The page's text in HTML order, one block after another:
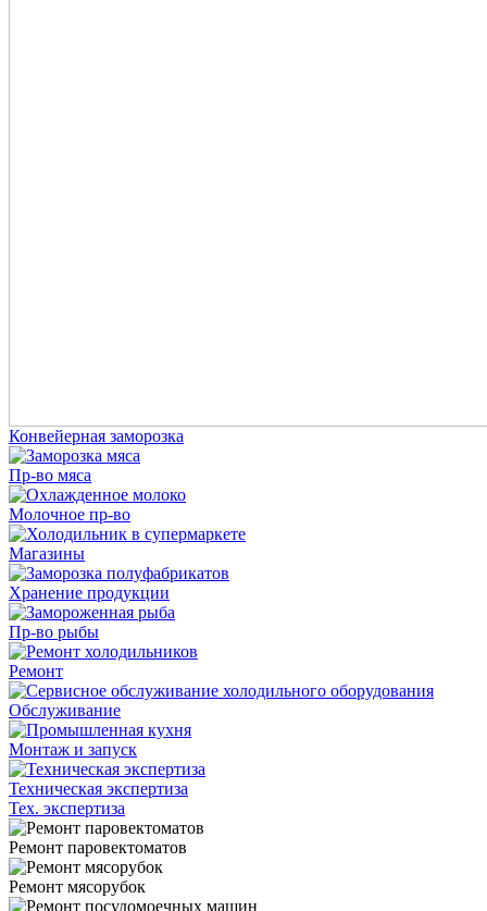
Конвейерная заморозка
Пр-во мяса
Молочное пр-во
Магазины
Хранение продукции
Пр-во рыбы
Ремонт
Обслуживание
Монтаж и запуск
Техническая экспертиза
Тех. экспертиза
Ремонт паровектоматов
Ремонт мясорубок